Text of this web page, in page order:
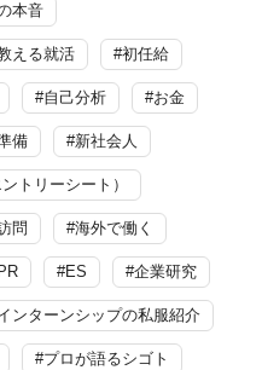
本音
える就活 #初任給
#自己分析 #お金
備 #新社会人
トリーシート）
問 #海外で働く
#ES #企業研究
ンターンシップの私服紹介
#プロが語るシゴト